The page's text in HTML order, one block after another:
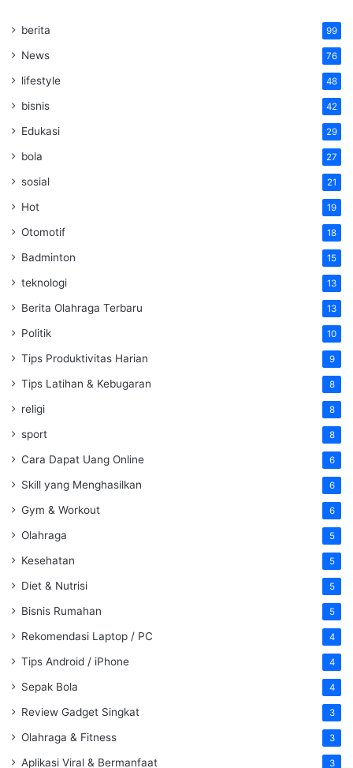
berita 99
News 76
lifestyle 48
bisnis 42
Edukasi 29
bola 27
sosial 21
Hot 19
Otomotif 18
Badminton 15
teknologi 13
Berita Olahraga Terbaru 13
Politik 10
Tips Produktivitas Harian 9
Tips Latihan & Kebugaran 8
religi 8
sport 8
Cara Dapat Uang Online 6
Skill yang Menghasilkan 6
Gym & Workout 6
Olahraga 5
Kesehatan 5
Diet & Nutrisi 5
Bisnis Rumahan 5
Rekomendasi Laptop / PC 4
Tips Android / iPhone 4
Sepak Bola 4
Review Gadget Singkat 3
Olahraga & Fitness 3
Aplikasi Viral & Bermanfaat 3